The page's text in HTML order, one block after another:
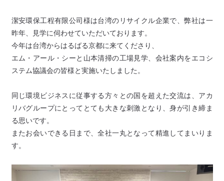
潔安環保工程有限公司様は台湾のリサイクル企業で、弊社は一
昨年、見学に伺わせていただいております。
今年は台湾からはるばる京都に来てくださり、
エム・アール・シーと山本清掃の工場見学、会社案内をエコシ
ステム協議会の皆様と実施いたしました。
同じ環境ビジネスに従事する方々との国を超えた交流は、アカ
リバグループにとってとても大きな刺激となり、身が引き締ま
る思いです。
またお会いできる日まで、全社一丸となって精進してまいりま
す。